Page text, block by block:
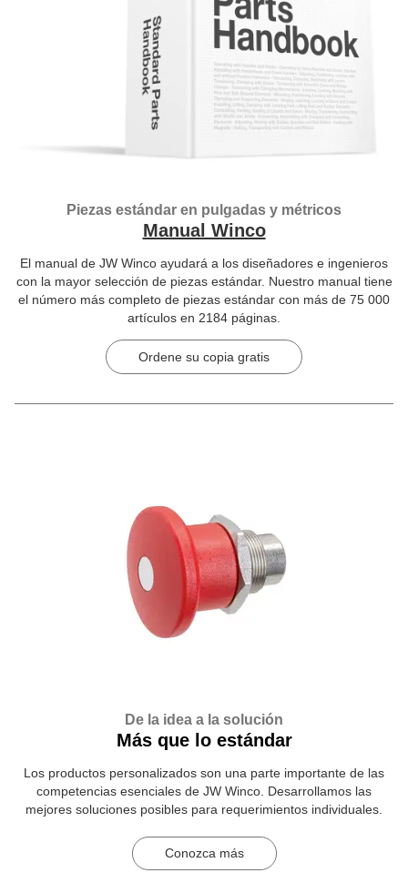
Piezas estándar en pulgadas y métricos
Manual Winco
El manual de JW Winco ayudará a los diseñadores e ingenieros
con la mayor selección de piezas estándar. Nuestro manual tiene
el número más completo de piezas estándar con más de 75 000
artículos en 2184 páginas.
Ordene su copia gratis
De la idea a la solución
Más que lo estándar
Los productos personalizados son una parte importante de las
competencias esenciales de JW Winco. Desarrollamos las
mejores soluciones posibles para requerimientos individuales.
Conozca más